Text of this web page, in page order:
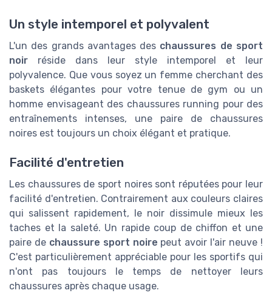
Un style intemporel et polyvalent
L'un des grands avantages des chaussures de sport
noir réside dans leur style intemporel et leur
polyvalence. Que vous soyez un femme cherchant des
baskets élégantes pour votre tenue de gym ou un
homme envisageant des chaussures running pour des
entraînements intenses, une paire de chaussures
noires est toujours un choix élégant et pratique.
Facilité d'entretien
Les chaussures de sport noires sont réputées pour leur
facilité d'entretien. Contrairement aux couleurs claires
qui salissent rapidement, le noir dissimule mieux les
taches et la saleté. Un rapide coup de chiffon et une
paire de chaussure sport noire peut avoir l'air neuve !
C'est particulièrement appréciable pour les sportifs qui
n'ont pas toujours le temps de nettoyer leurs
chaussures après chaque usage.